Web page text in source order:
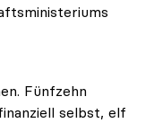
Fünfzehn
selbst, elf